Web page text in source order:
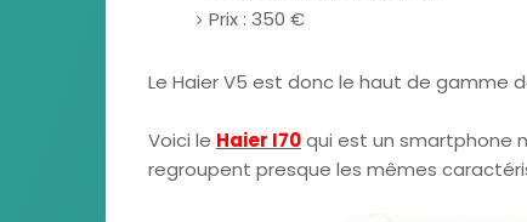
Prix : 350 €
Le Haier V5 est donc le haut de gamme
Voici le Haier I70qui est un smartphone
regroupent presque les mêmes